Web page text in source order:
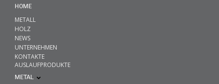
HOME
METALL
HOLZ
NEWS
UNTERNEHMEN
KONTAKTE
AUSLAUFPRODUKTE
METAL